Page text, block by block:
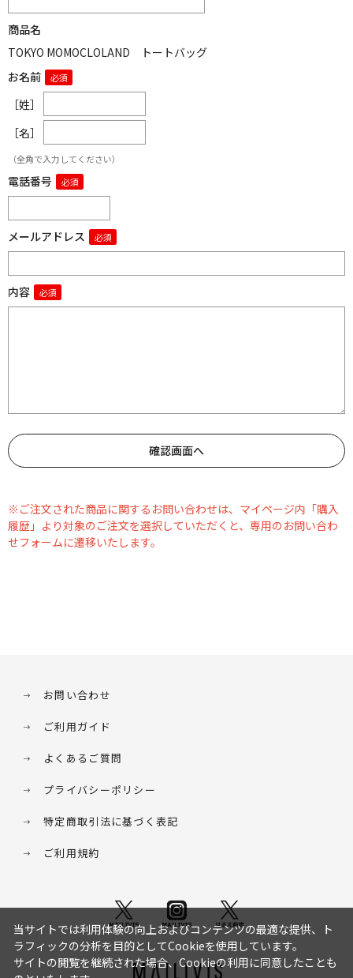
商品名
TOKYO MOMOCLOLAND トートバッグ
お名前
［姓］
［名］
（全角で入力してください）
電話番号
メールアドレス
内容
※ご注文された商品に関するお問い合わせは、マイページ内「購入
履歴」より対象のご注文を選択していただくと、専用のお問い合わ
せフォームに遷移いたします。
お問い合わせ
ご利用ガイド
よくあるご質問
プライバシーポリシー
特定商取引法に基づく表記
ご利用規約
当サイトでは利用体験の向上およびコンテンツの最適な提供、ト
ラフィックの分析を目的としてCookieを使用しています。
サイトの閲覧を継続された場合、Cookieの利用に同意したことも